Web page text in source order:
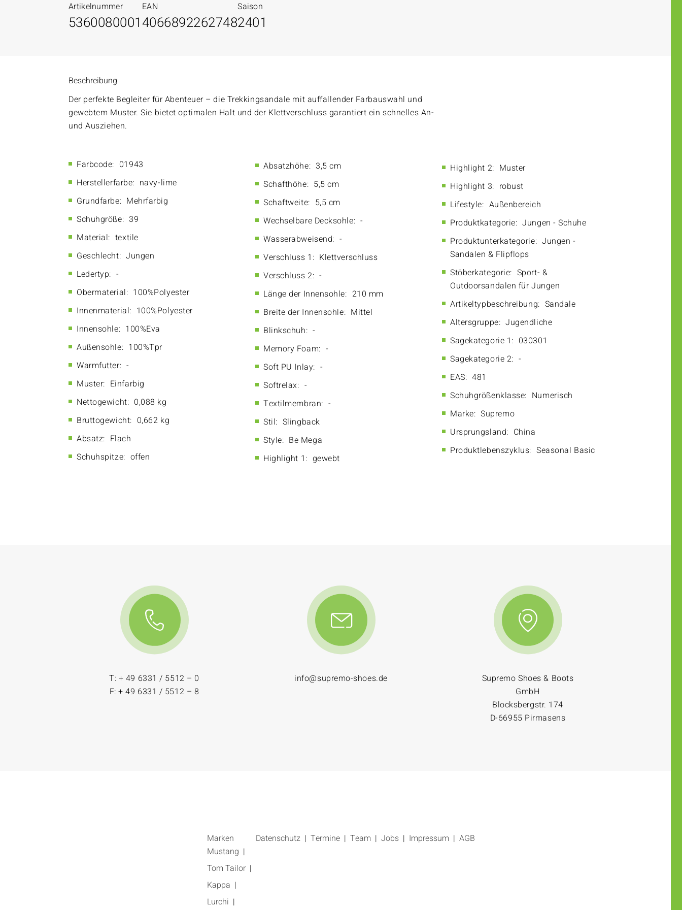
Artikelnummer
5360080001
EAN
4066892262748
Saison
2401
Beschreibung
Der perfekte Begleiter für Abenteuer – die Trekkingsandale mit auffallender Farbauswahl und
gewebtem Muster. Sie bietet optimalen Halt und der Klettverschluss garantiert ein schnelles An-
und Ausziehen.
Farbcode: 01943
Herstellerfarbe: navy-lime
Grundfarbe: Mehrfarbig
Schuhgröße: 39
Material: textile
Geschlecht: Jungen
Ledertyp: -
Obermaterial: 100%Polyester
Innenmaterial: 100%Polyester
Innensohle: 100%Eva
Außensohle: 100%Tpr
Warmfutter: -
Muster: Einfarbig
Nettogewicht: 0,088 kg
Bruttogewicht: 0,662 kg
Absatz: Flach
Schuhspitze: offen
Absatzhöhe: 3,5 cm
Schafthöhe: 5,5 cm
Schaftweite: 5,5 cm
Wechselbare Decksohle: -
Wasserabweisend: -
Verschluss 1: Klettverschluss
Verschluss 2: -
Länge der Innensohle: 210 mm
Breite der Innensohle: Mittel
Blinkschuh: -
Memory Foam: -
Soft PU Inlay: -
Softrelax: -
Textilmembran: -
Stil: Slingback
Style: Be Mega
Highlight 1: gewebt
Highlight 2: Muster
Highlight 3: robust
Lifestyle: Außenbereich
Produktkategorie: Jungen - Schuhe
Produktunterkategorie: Jungen -
Sandalen & Flipflops
Stöberkategorie: Sport- &
Outdoorsandalen für Jungen
Artikeltypbeschreibung: Sandale
Altersgruppe: Jugendliche
Sagekategorie 1: 030301
Sagekategorie 2: -
EAS: 481
Schuhgrößenklasse: Numerisch
Marke: Supremo
Ursprungsland: China
Produktlebenszyklus: Seasonal Basic
T: + 49 6331 / 5512 – 0
F: + 49 6331 / 5512 – 8
info@supremo-shoes.de
Supremo Shoes & Boots
GmbH
Blocksbergstr. 174
D-66955 Pirmasens
Marken
Mustang
Tom Tailor
Kappa
Lurchi
Datenschutz Termine Team Jobs Impressum AGB